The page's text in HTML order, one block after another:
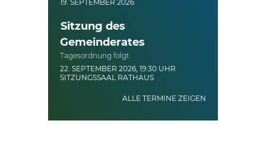
19. SEPTEMBER 2026
Sitzung des
Gemeinderates
Tagesordnung folgt
22. SEPTEMBER 2026, 19:30 UHR
SITZUNGSSAAL RATHAUS
ALLE TERMINE ZEIGEN